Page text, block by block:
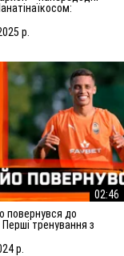
мети
р.
02:46
тренування з
р.